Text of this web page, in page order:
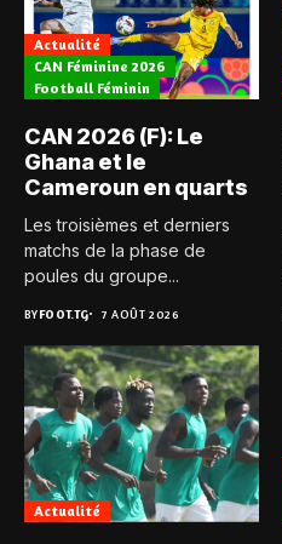
Actualité
CAN Féminine 2026
Football Féminin
CAN 2026 (F): Le
Ghana et le
Cameroun en quarts
Les troisièmes et derniers
matchs de la phase de
poules du groupe...
BYFOOT.TG 7 AOÛT 2026
Actualité